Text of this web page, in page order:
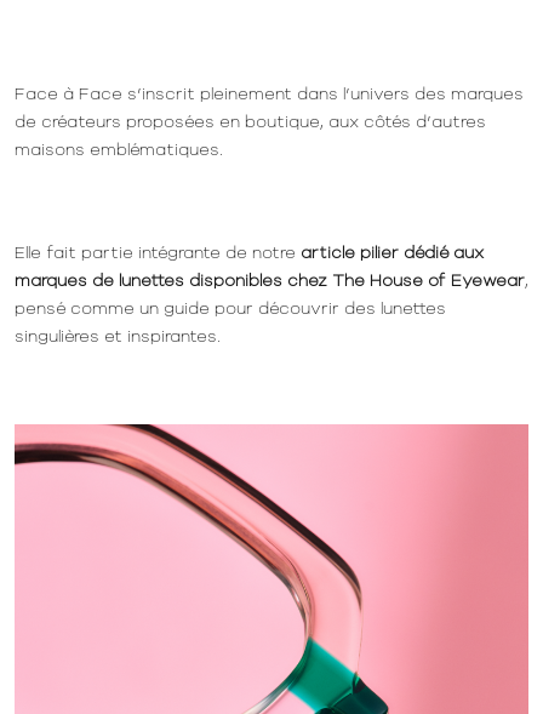
Face à Face s’inscrit pleinement dans l’univers des marques
de créateurs proposées en boutique, aux côtés d’autres
maisons emblématiques.
Elle fait partie intégrante de notre article pilier dédié aux
marques de lunettes disponibles chez The House of Eyewear,
pensé comme un guide pour découvrir des lunettes
singulières et inspirantes.